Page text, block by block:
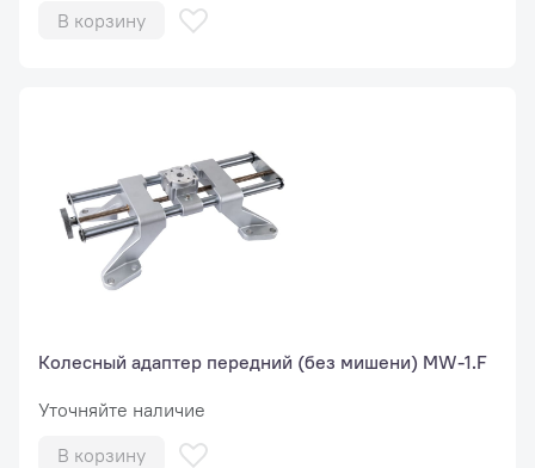
В корзину
Колесный адаптер передний (без мишени) MW-1.F
Уточняйте наличие
В корзину